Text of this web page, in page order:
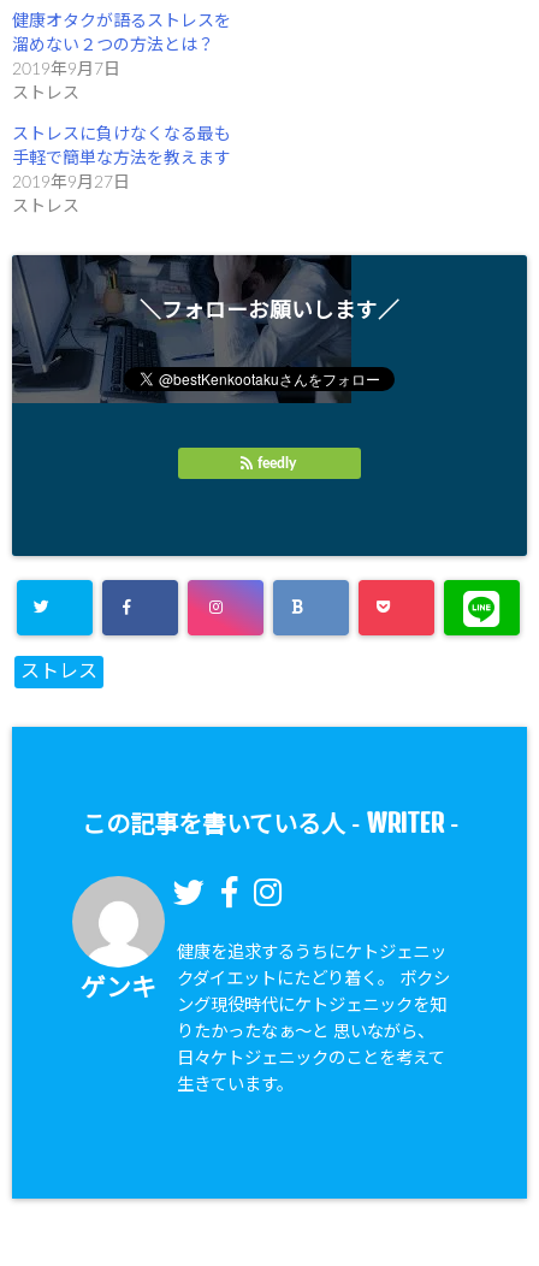
す
)
健康オタクが語るストレスを
溜めない２つの方法とは？
2019年9月7日
ストレス
ストレスに負けなくなる最も
手軽で簡単な方法を教えます
2019年9月27日
ストレス
＼フォローお願いします／
feedly
ストレス
この記事を書いている人 - WRITER-
ゲンキ
健康を追求するうちにケトジェニッ
クダイエットにたどり着く。 ボクシ
ング現役時代にケトジェニックを知
りたかったなぁ〜と 思いながら、
日々ケトジェニックのことを考えて
生きています。